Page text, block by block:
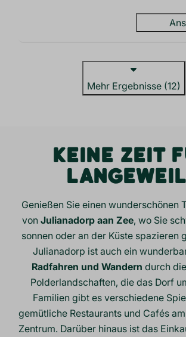
Mehr Ergebnisse (12)
KEINE ZEIT
Genießen Sie einen wunderschönen
von Julianadorp aan Zee, wo Sie
sonnen oder an der Küste spazieren
Julianadorp ist auch ein
Radfahren und Wandern durch
Polderlandschaften, die das Dorf
Familien gibt es verschiedene
gemütliche Restaurants und Cafés
Zentrum. Darüber hinaus ist das